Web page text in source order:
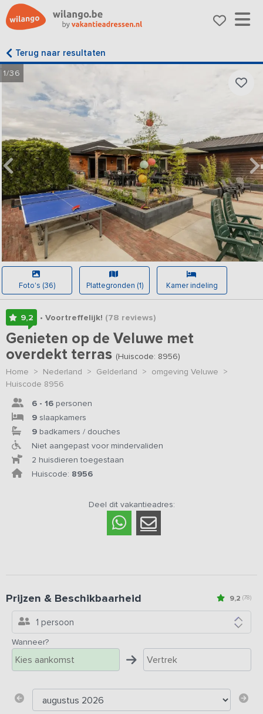
Terug naar resultaten
1/36
Foto's (36) Plattegronden (1) Kamer indeling
9,2 • Voortreffelijk! (78 reviews)
Genieten op de Veluwe met
overdekt terras (Huiscode: 8956)
Home > Nederland > Gelderland > omgeving Veluwe >
Huiscode 8956
6 - 16 personen
9 slaapkamers
9 badkamers / douches
Niet aangepast voor mindervaliden
2 huisdieren toegestaan
Huiscode: 8956
Deel dit vakantieadres:
9,2 (78)
Prijzen & Beschikbaarheid
1 persoon
Wanneer?